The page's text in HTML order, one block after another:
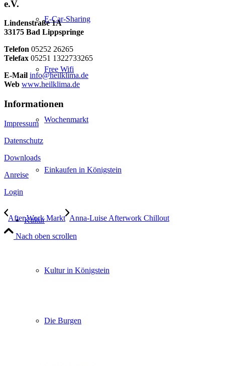
E-Car-Sharing
Free Wifi
Wochenmarkt
Einkaufen in Königstein
Kultur
Kultur in Königstein
Die Burgen
e.V.
Lindenstraße 1A
33175 Bad Lippspringe
Telefon 05252 26265
Telefax 05251 1322733265
E-Mail info@heilklima.de
Web www.heilklima.de
Informationen
Impressum
Datenschutz
Downloads
Anreise
Login
After Work Markt Anna-Luise Afterwork Chillout
Nach oben scrollen